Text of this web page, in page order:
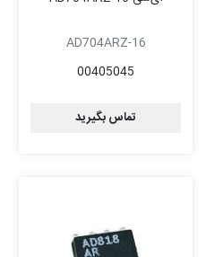
AD704ARZ-16
00405045
تماس بگیرید